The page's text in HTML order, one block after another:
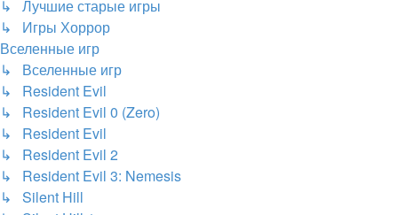
↳ Лучшие старые игры
↳ Игры Хоррор
Вселенные игр
↳ Вселенные игр
↳ Resident Evil
↳ Resident Evil 0 (Zero)
↳ Resident Evil
↳ Resident Evil 2
↳ Resident Evil 3: Nemesis
↳ Silent Hill